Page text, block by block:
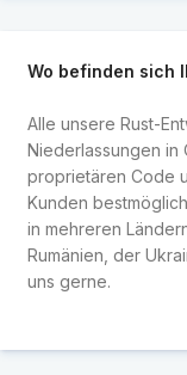
Wo befinden sich
Alle unsere Rust-
Niederlassungen in
proprietären Code
Kunden
in mehreren
Rumänien, der
uns gerne.